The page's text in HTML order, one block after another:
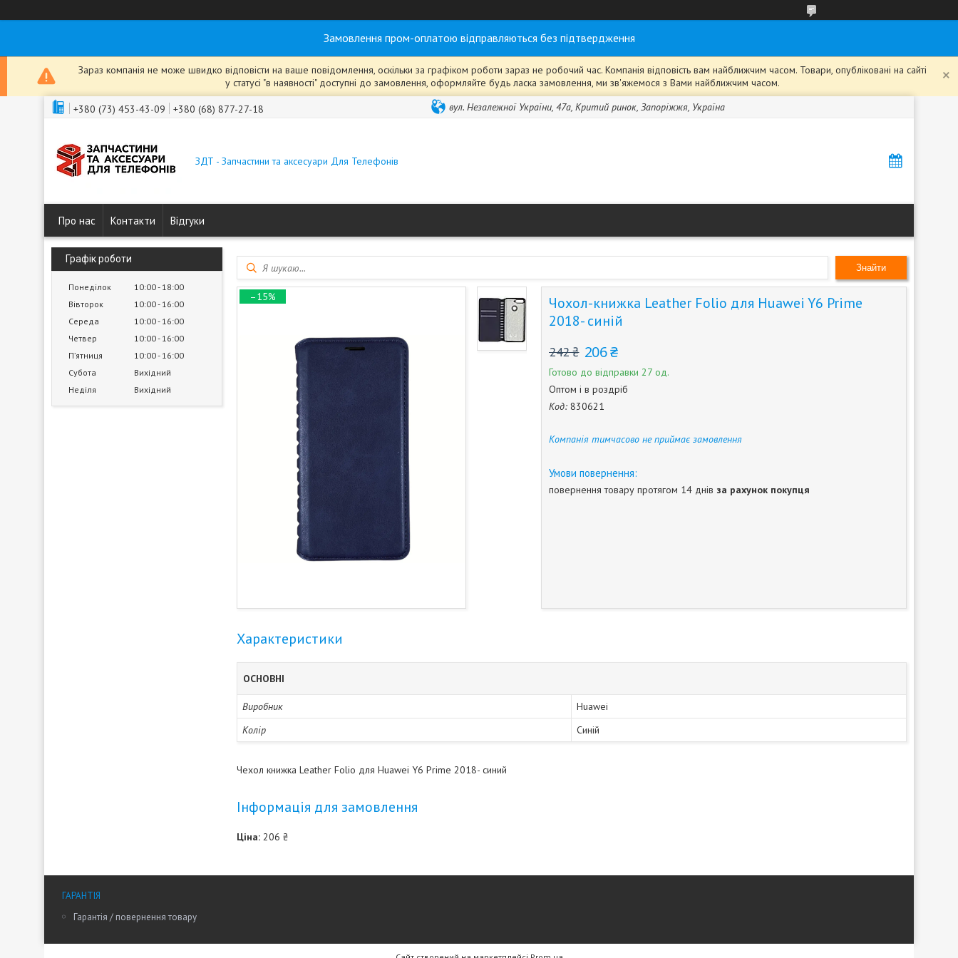
Замовлення пром-оплатою відправляються без підтвердження
Зараз компанія не може швидко відповісти на ваше повідомлення, оскільки за графіком роботи зараз не робочий час. Компанія відповість вам найближчим часом. Товари, опубліковані на сайті
у статусі "в наявності" доступні до замовлення, оформляйте будь ласка замовлення, ми зв'яжемося з Вами найближчим часом.
+380 (73) 453-43-09 +380 (68) 877-27-18 вул. Незалежної України, 47а, Критий ринок, Запоріжжя, Україна
ЗДТ - Запчастини та аксесуари Для Телефонів
Про нас Контакти Відгуки
Графік роботи
Понеділок 10:00 18:00
Вівторок
10:00 16:00
Середа
10:00 16:00
Четвер
10:00 16:00
Пʼятниця
10:00 16:00
Субота
Вихідний
Неділя
Вихідний
Знайти
–15%
Чохол-книжка Leather Folio для Huawei Y6 Prime
2018- синій
242 ₴ 206 ₴
Готово до відправки 27 од.
Оптом і в роздріб
Код: 830621
Компанія тимчасово не приймає замовлення
повернення товару протягом 14 днів за рахунок покупця
Характеристики
ОСНОВНІ
Виробник
Huawei
Колір
Синій
Чехол книжка Leather Folio для Huawei Y6 Prime 2018- синий
Інформація для замовлення
Ціна: 206 ₴
ГАРАНТІЯ
Гарантія / повернення товару